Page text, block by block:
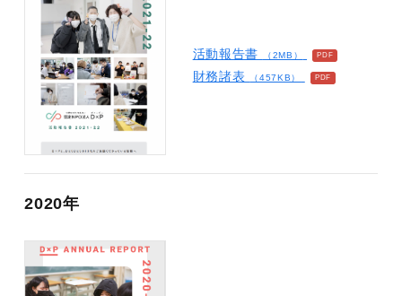
活動報告書 （2MB）
財務諸表 （457KB）
2020年